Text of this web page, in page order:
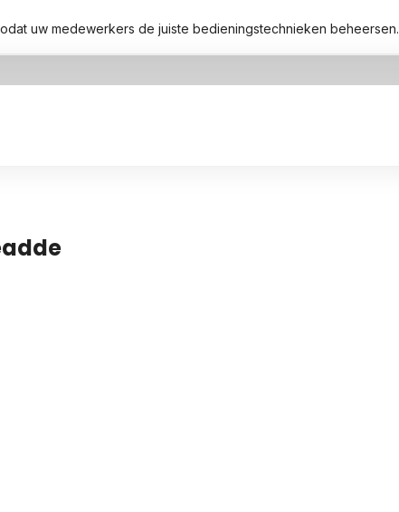
uw medewerkers de juiste bedieningstechnieken beheersen.